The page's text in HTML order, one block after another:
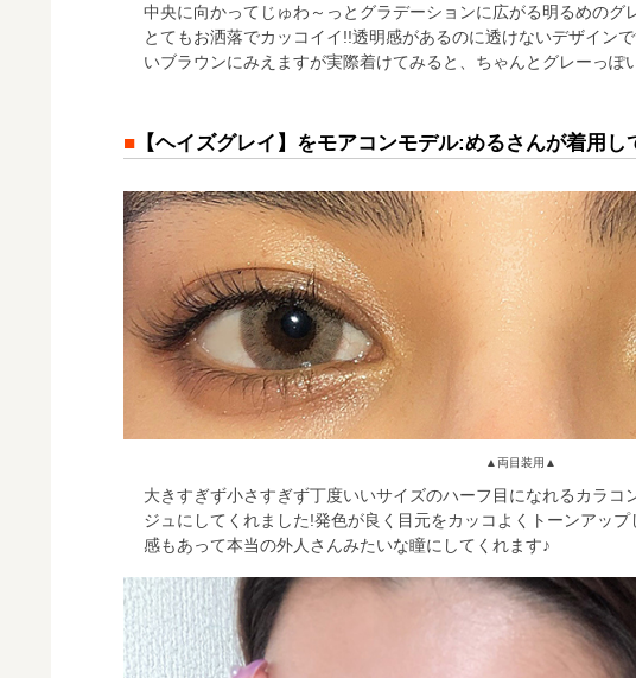
中央に向かってじゅわ～っとグラデーションに広がる明るめのグ
とてもお洒落でカッコイイ!!透明感があるのに透けないデザイン
いブラウンにみえますが実際着けてみると、ちゃんとグレーっぽ
■【ヘイズグレイ】をモアコンモデル:めるさんが着用し
▲両目装用▲
大きすぎず小さすぎず丁度いいサイズのハーフ目になれるカラ
ジュにしてくれました!発色が良く目元をカッコよくトーンアッ
感もあって本当の外人さんみたいな瞳にしてくれます♪